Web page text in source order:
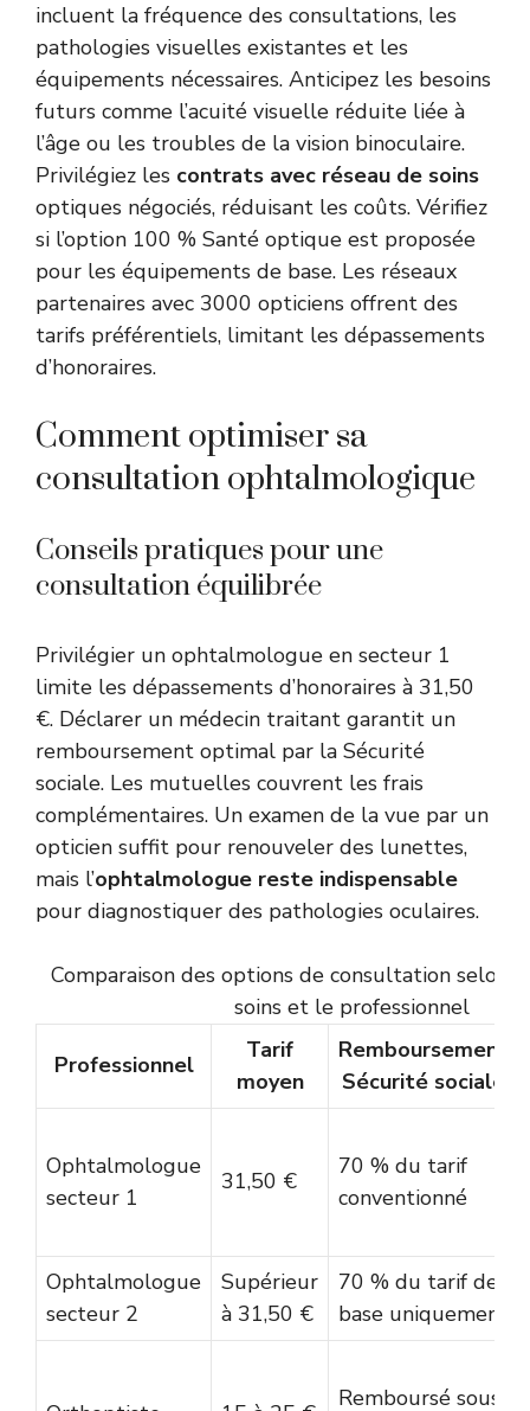
incluent la fréquence des consultations, les
pathologies visuelles existantes et les
équipements nécessaires. Anticipez les besoins
futurs comme l’acuité visuelle réduite liée à
l’âge ou les troubles de la vision binoculaire.
Privilégiez les contrats avec réseau de soins
optiques négociés, réduisant les coûts. Vérifiez
si l’option 100 % Santé optique est proposée
pour les équipements de base. Les réseaux
partenaires avec 3000 opticiens offrent des
tarifs préférentiels, limitant les dépassements
d’honoraires.
Comment optimiser sa
consultation ophtalmologique
Conseils pratiques pour une
consultation équilibrée
Privilégier un ophtalmologue en secteur 1
limite les dépassements d’honoraires à 31,50
€. Déclarer un médecin traitant garantit un
remboursement optimal par la Sécurité
sociale. Les mutuelles couvrent les frais
complémentaires. Un examen de la vue par un
opticien suffit pour renouveler des lunettes,
mais l’ophtalmologue reste indispensable
pour diagnostiquer des pathologies oculaires.
Comparaison des options de consultation selon
soins et le professionnel
Professionnel
Tarif
moyen
Remboursement
Sécurité sociale
Ophtalmologue
secteur 1
31,50 €
70 % du tarif
conventionné
Ophtalmologue
secteur 2
Supérieur
à 31,50 €
70 % du tarif de
base uniquement
Remboursé sous